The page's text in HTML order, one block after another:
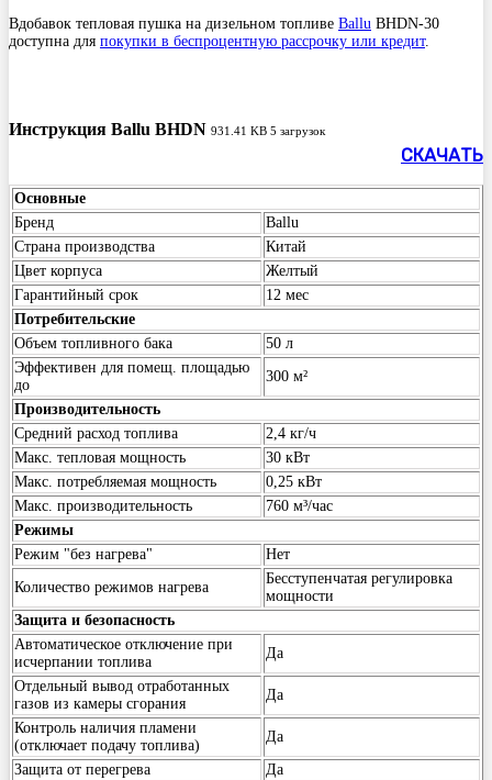
Вдобавок тепловая пушка на дизельном топливе Ballu BHDN-30
доступна для покупки в беспроцентную рассрочку или кредит.
Инструкция Ballu BHDN 931.41 KB 5 загрузок
СКАЧАТЬ
Основные
Бренд
Ballu
Страна производства
Китай
Цвет корпуса
Желтый
Гарантийный срок
12 мес
Потребительские
Объем топливного бака
50 л
Эффективен для помещ. площадью
до
300 м²
Производительность
Средний расход топлива
2,4 кг/ч
Макс. тепловая мощность
30 кВт
Макс. потребляемая мощность
0,25 кВт
Макс. производительность
760 м³/час
Режимы
Режим "без нагрева"
Нет
Количество режимов нагрева
Бесступенчатая регулировка
мощности
Защита и безопасность
Автоматическое отключение при
исчерпании топлива
Да
Отдельный вывод отработанных
газов из камеры сгорания
Да
Контроль наличия пламени
(отключает подачу топлива)
Да
Защита от перегрева
Да